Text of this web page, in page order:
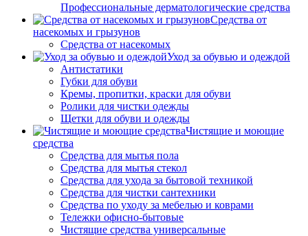
Профессиональные дерматологические средства
Средства от
насекомых и грызунов
Средства от насекомых
Уход за обувью и одеждой
Антистатики
Губки для обуви
Кремы, пропитки, краски для обуви
Ролики для чистки одежды
Щетки для обуви и одежды
Чистящие и моющие
средства
Средства для мытья пола
Средства для мытья стекол
Средства для ухода за бытовой техникой
Средства для чистки сантехники
Средства по уходу за мебелью и коврами
Тележки офисно-бытовые
Чистящие средства универсальные